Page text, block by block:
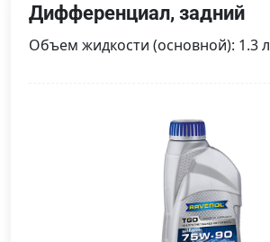
Дифференциал, задний
Объем жидкости (основной): 1.3 л